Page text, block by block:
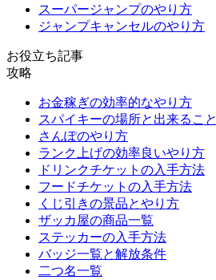
スーパージャンプのやり方
ジャンプキャンセルのやり方
お役立ち記事
攻略
お金稼ぎの効率的なやり方
スパイキーの場所と出来ること
さんぽのやり方
ランク上げの効率良いやり方
ドリンクチケットの入手方法
フードチケットの入手方法
くじ引きの景品とやり方
ザッカ屋の商品一覧
ステッカーの入手方法
バッジ一覧と解放条件
二つ名一覧